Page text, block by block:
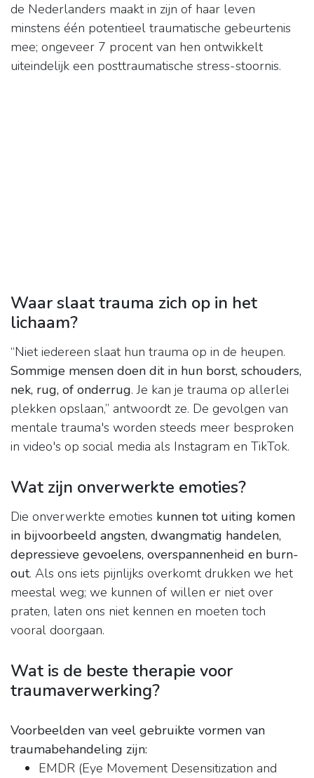
de Nederlanders maakt in zijn of haar leven
minstens één potentieel traumatische gebeurtenis
mee; ongeveer 7 procent van hen ontwikkelt
uiteindelijk een posttraumatische stress-stoornis.
Waar slaat trauma zich op in het
lichaam?
“Niet iedereen slaat hun trauma op in de heupen.
Sommige mensen doen dit in hun borst, schouders,
nek, rug, of onderrug. Je kan je trauma op allerlei
plekken opslaan,” antwoordt ze. De gevolgen van
mentale trauma's worden steeds meer besproken
in video's op social media als Instagram en TikTok.
Wat zijn onverwerkte emoties?
Die onverwerkte emoties kunnen tot uiting komen
in bijvoorbeeld angsten, dwangmatig handelen,
depressieve gevoelens, overspannenheid en burn-
out. Als ons iets pijnlijks overkomt drukken we het
meestal weg; we kunnen of willen er niet over
praten, laten ons niet kennen en moeten toch
vooral doorgaan.
Wat is de beste therapie voor
traumaverwerking?
Voorbeelden van veel gebruikte vormen van
traumabehandeling zijn:
EMDR (Eye Movement Desensitization and